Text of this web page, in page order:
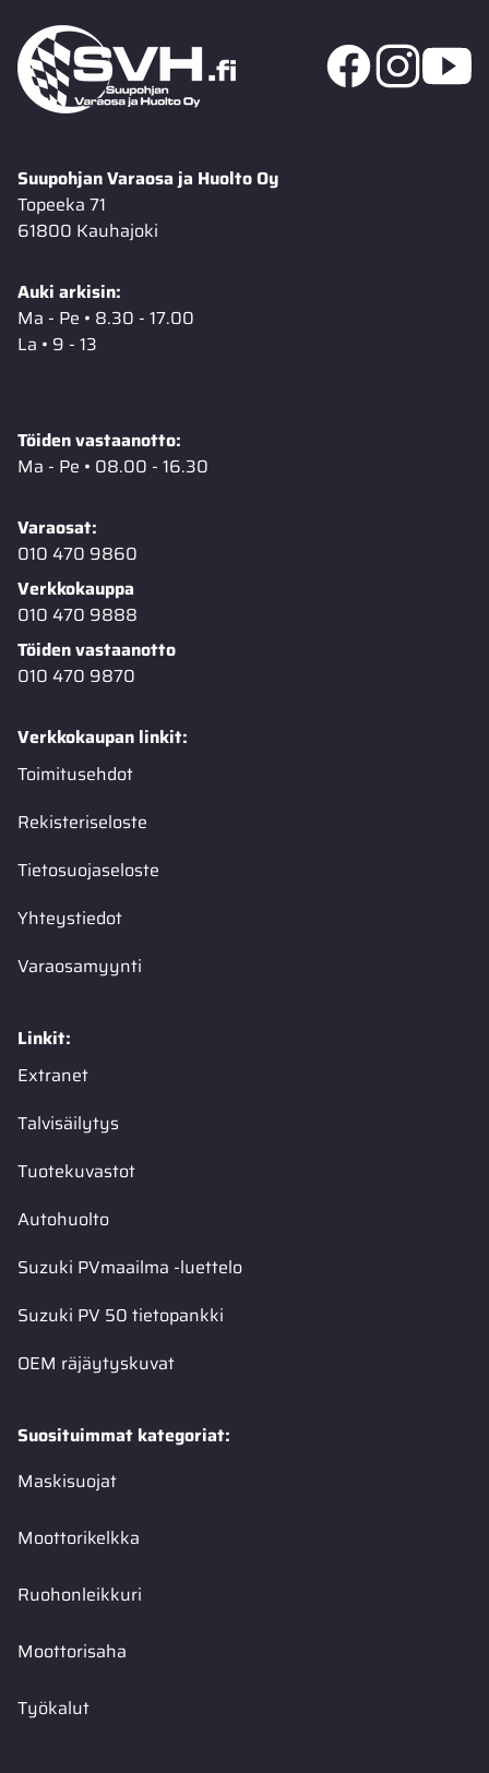
Suupohjan Varaosa ja Huolto Oy
Topeeka 71
61800 Kauhajoki
Auki arkisin:
Ma - Pe • 8.30 - 17.00
La • 9 - 13
Töiden vastaanotto:
Ma - Pe • 08.00 - 16.30
Varaosat:
010 470 9860
Verkkokauppa
010 470 9888
Töiden vastaanotto
010 470 9870
Verkkokaupan linkit:
Toimitusehdot
Rekisteriseloste
Tietosuojaseloste
Yhteystiedot
Varaosamyynti
Linkit:
Extranet
Talvisäilytys
Tuotekuvastot
Autohuolto
Suzuki PVmaailma -luettelo
Suzuki PV 50 tietopankki
OEM räjäytyskuvat
Suosituimmat kategoriat:
Maskisuojat
Moottorikelkka
Ruohonleikkuri
Moottorisaha
Työkalut